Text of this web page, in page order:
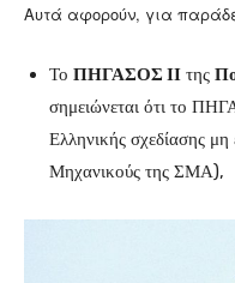
Αυτά αφορούν, για
Το ΠΗΓΑΣΟΣ ΙΙ της
σημειώνεται ότι το
Ελληνικής σχεδίασης
Μηχανικούς της ΣΜΑ),